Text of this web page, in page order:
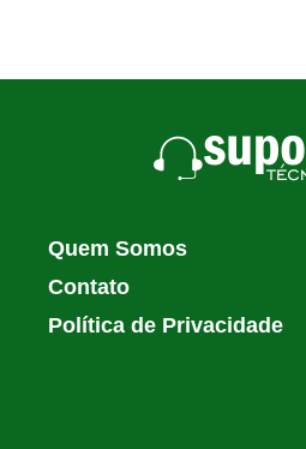
Quem Somos
Contato
Política de Privacidade